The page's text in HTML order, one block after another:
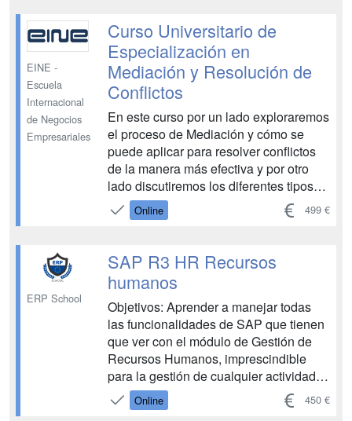
EINE -
Escuela
Internacional
de Negocios
Empresariales
Curso Universitario de
Especialización en
Mediación y Resolución de
Conflictos
En este curso por un lado exploraremos
el proceso de Mediación y cómo se
puede aplicar para resolver conflictos
de la manera más efectiva y por otro
lado discutiremos los diferentes tipos
de conflictos, como pueden surgir en
distintos ámbitos y como podremos
poderosas, que nos ayudaran a
controlar y a rebajar la inte...
Online 499 €
ERP School
SAP R3 HR Recursos
humanos
Objetivos: Aprender a manejar todas
las funcionalidades de SAP que tienen
que ver con el módulo de Gestión de
Recursos Humanos, imprescindible
para la gestión de cualquier actividad
profesional en la actualidad, en
medianas o grandes empresas. La
Online 450 €